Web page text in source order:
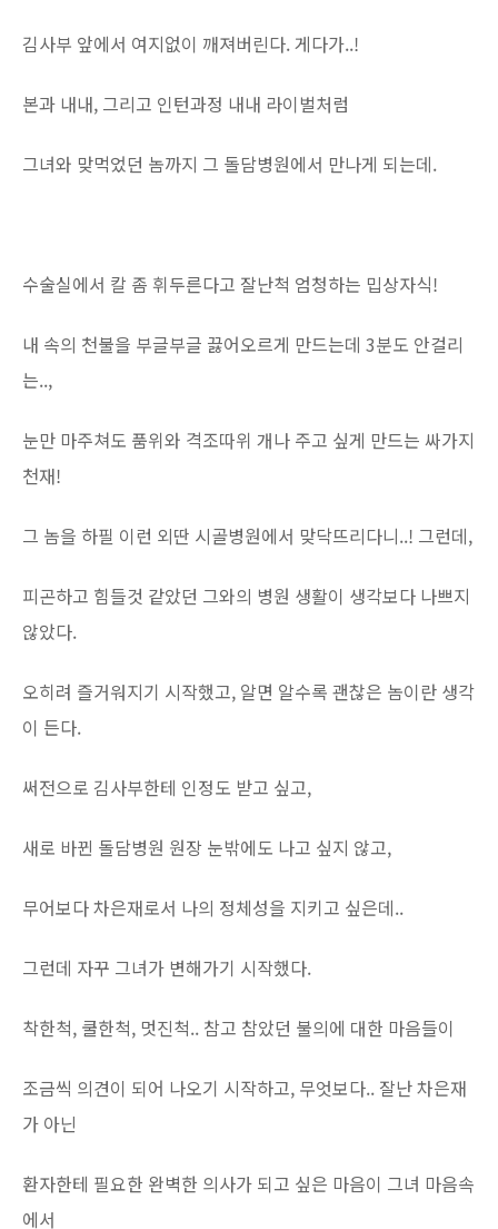
김사부 앞에서 여지없이 깨져버린다. 게다가..!
본과 내내, 그리고 인턴과정 내내 라이벌처럼
그녀와 맞먹었던 놈까지 그 돌담병원에서 만나게 되는데.
수술실에서 칼 좀 휘두른다고 잘난척 엄청하는 밉상자식!
내 속의 천불을 부글부글 끓어오르게 만드는데 3분도 안걸리
는..,
눈만 마주쳐도 품위와 격조따위 개나 주고 싶게 만드는 싸가지
천재!
그 놈을 하필 이런 외딴 시골병원에서 맞닥뜨리다니..! 그런데,
피곤하고 힘들것 같았던 그와의 병원 생활이 생각보다 나쁘지
않았다.
오히려 즐거워지기 시작했고, 알면 알수록 괜찮은 놈이란 생각
이 든다.
써전으로 김사부한테 인정도 받고 싶고,
새로 바뀐 돌담병원 원장 눈밖에도 나고 싶지 않고,
무어보다 차은재로서 나의 정체성을 지키고 싶은데..
그런데 자꾸 그녀가 변해가기 시작했다.
착한척, 쿨한척, 멋진척.. 참고 참았던 불의에 대한 마음들이
조금씩 의견이 되어 나오기 시작하고, 무엇보다.. 잘난 차은재
가 아닌
환자한테 필요한 완벽한 의사가 되고 싶은 마음이 그녀 마음속
에서